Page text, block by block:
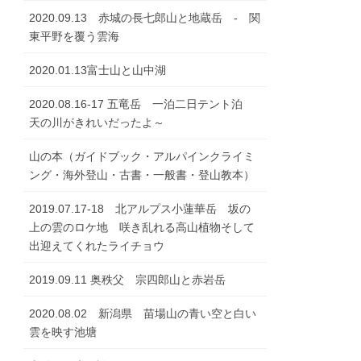
2020.09.13 赤城の長七郎山と地蔵岳 - 関
東平野を覆う雲海
2020.01.13富士山と山中湖
2020.08.16-17 五竜岳 一泊二日テント泊
天の川がきれいだったよ～
山の本（ガイドブック・アルパインクライミ
ング・海外登山・古書・一般書・登山教本）
2019.07.17-18 北アルプス小蓮華岳 坂の
上の雲のロケ地 咲き乱れる高山植物そして
出迎えてくれたライチョウ
2019.09.11 奥秩父 宗四郎山と赤岩岳
2020.08.02 新潟県 苗場山の青い空と白い
雲を映す池塘